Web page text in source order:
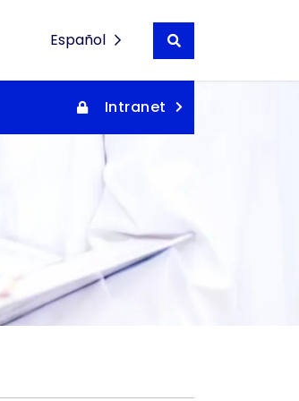
Español
English
Català
Buscar en
Intranet